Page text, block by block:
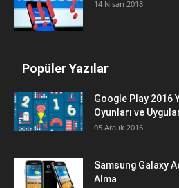
14 Nisan 2018
Popüler Yazılar
Google Play 2016
Oyunları ve
05 Aralık 2016
Samsung Galaxy
Alma